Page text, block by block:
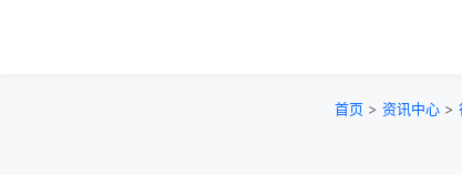
首页 > 资讯中心 >